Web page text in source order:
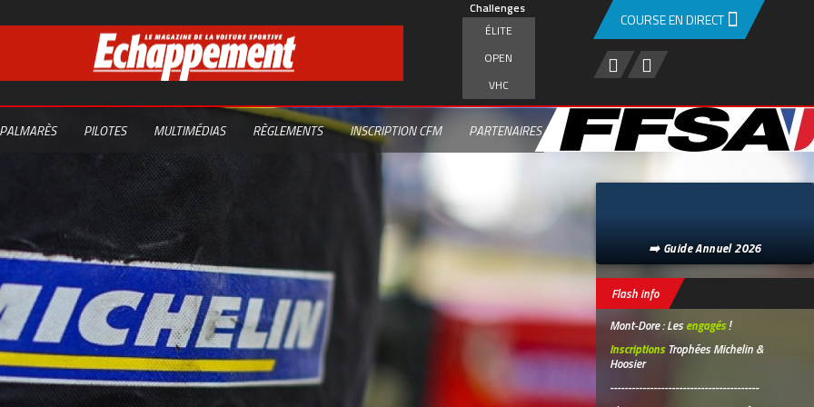
Challenges
ÉLITE
OPEN
VHC
PALMARÈS PILOTES MULTIMÉDIAS RÈGLEMENTS INSCRIPTION CFM PARTENAIRES
COURSE EN DIRECT
➡️ Guide Annuel 2026
Flash info
Mont-Dore : Lesengagés!
InscriptionsTrophées Michelin &
Hoosier
-----------------------------------------